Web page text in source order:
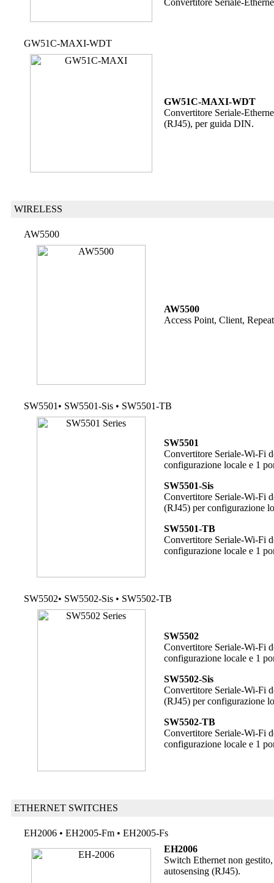
Convertitore Seriale-
GW51C-MAXI-WDT
GW51C-MAXI-WDT
Convertitore Seriale-
(RJ45), per guida DIN.
WIRELESS
AW5500
AW5500
Access Point, Client,
SW5501• SW5501-Sis • SW5501-TB
SW5501
Convertitore Seriale-Wi-Fi
configurazione locale e 1
SW5501-Sis
Convertitore Seriale-Wi-Fi
(RJ45) per configurazione
SW5501-TB
Convertitore Seriale-Wi-Fi
configurazione locale e 1
SW5502• SW5502-Sis • SW5502-TB
SW5502
Convertitore Seriale-Wi-Fi
configurazione locale e 1
SW5502-Sis
Convertitore Seriale-Wi-Fi
(RJ45) per configurazione
SW5502-TB
Convertitore Seriale-Wi-Fi
configurazione locale e 1
ETHERNET SWITCHES
EH2006 • EH2005-Fm • EH2005-Fs
EH2006
Switch Ethernet non
autosensing (RJ45).